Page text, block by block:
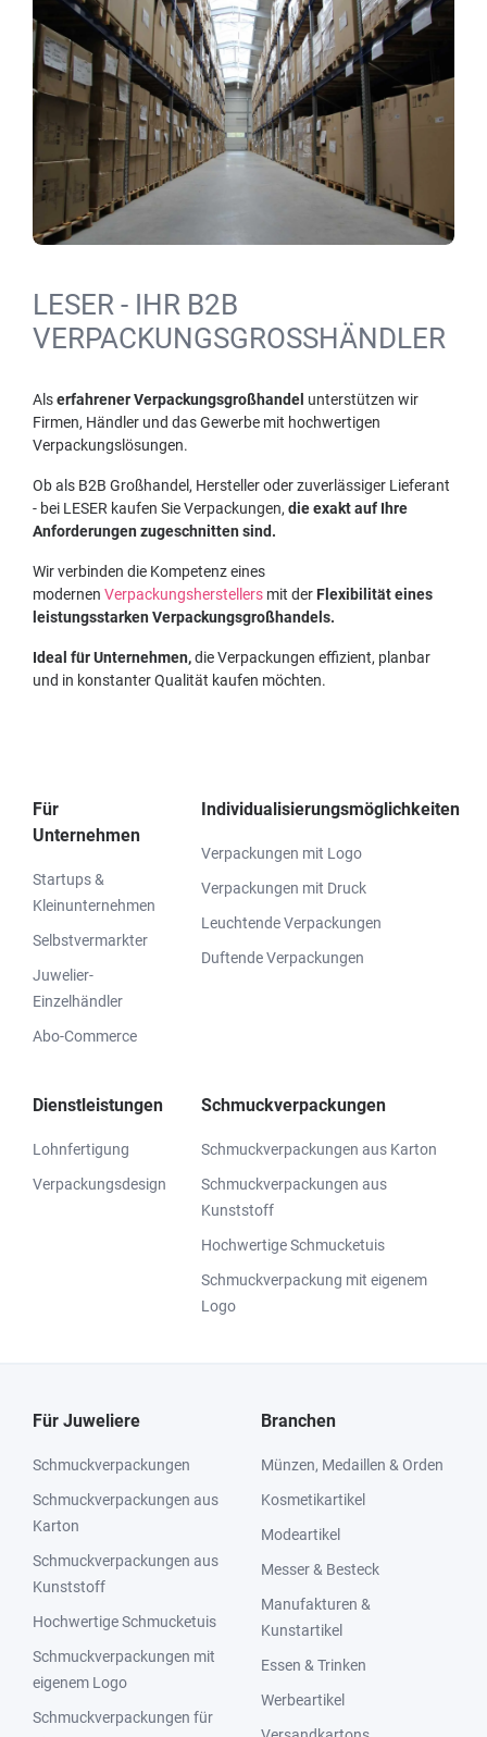
LESER - IHR B2B
VERPACKUNGSGROSSHÄNDLER
Alserfahrener Verpackungsgroßhandel unterstützen wir
Firmen, Händler und das Gewerbe mit hochwertigen
Verpackungslösungen.
Ob als B2B Großhandel, Hersteller oder zuverlässiger Lieferant
- bei LESER kaufen Sie Verpackungen, die exakt auf Ihre
Anforderungen zugeschnitten sind.
Wir verbinden die Kompetenz eines
modernen Verpackungsherstellers mit der Flexibilität eines
leistungsstarken Verpackungsgroßhandels.
Ideal für Unternehmen,die Verpackungen effizient, planbar
und in konstanter Qualität kaufen möchten.
Für
Unternehmen
Startups &
Kleinunternehmen
Selbstvermarkter
Juwelier-
Einzelhändler
Abo-Commerce
Individualisierungsmöglichkeiten
Verpackungen mit Logo
Verpackungen mit Druck
Leuchtende Verpackungen
Duftende Verpackungen
Dienstleistungen
Lohnfertigung
Verpackungsdesign
Schmuckverpackungen
Schmuckverpackungen aus Karton
Schmuckverpackungen aus
Kunststoff
Hochwertige Schmucketuis
Schmuckverpackung mit eigenem
Logo
Für Juweliere
Schmuckverpackungen
Schmuckverpackungen aus
Karton
Schmuckverpackungen aus
Kunststoff
Hochwertige Schmucketuis
Schmuckverpackungen mit
eigenem Logo
Schmuckverpackungen für
Branchen
Münzen, Medaillen & Orden
Kosmetikartikel
Modeartikel
Messer & Besteck
Manufakturen &
Kunstartikel
Essen & Trinken
Werbeartikel